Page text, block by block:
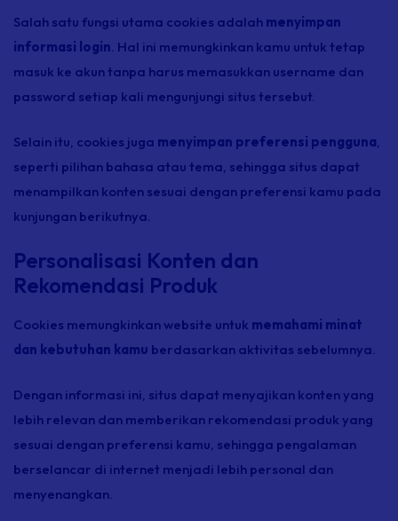
Salah satu fungsi utama cookies adalah menyimpan
informasi login. Hal ini memungkinkan kamu untuk tetap
masuk ke akun tanpa harus memasukkan username dan
password setiap kali mengunjungi situs tersebut.
Selain itu, cookies juga menyimpan preferensi pengguna
seperti pilihan bahasa atau tema, sehingga situs dapat
menampilkan konten sesuai dengan preferensi kamu pada
kunjungan berikutnya.
Personalisasi Konten dan
Rekomendasi Produk
Cookies memungkinkan website untuk memahami minat
dan kebutuhan kamu berdasarkan aktivitas sebelumnya.
Dengan informasi ini, situs dapat menyajikan konten yang
lebih relevan dan memberikan rekomendasi produk yang
sesuai dengan preferensi kamu, sehingga pengalaman
berselancar di internet menjadi lebih personal dan
menyenangkan.